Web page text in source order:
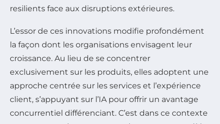
resilients face aux disruptions extérieures.
L’essor de ces innovations modifie profondément
la façon dont les organisations envisagent leur
croissance. Au lieu de se concentrer
exclusivement sur les produits, elles adoptent une
approche centrée sur les services et l’expérience
client, s’appuyant sur l’IA pour offrir un avantage
concurrentiel différenciant. C’est dans ce contexte